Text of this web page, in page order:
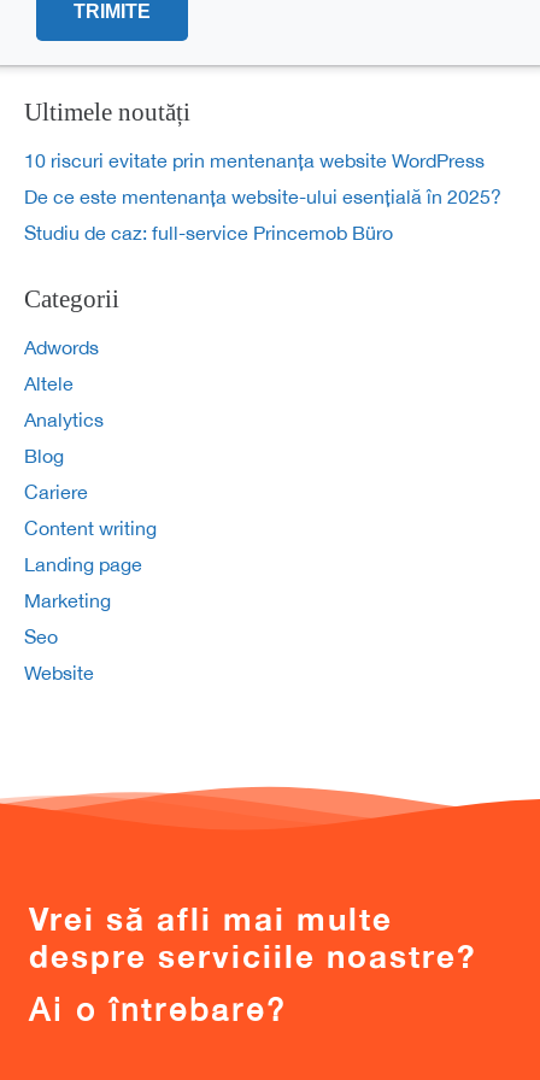
Ultimele noutăți
10 riscuri evitate prin mentenanța website WordPress
De ce este mentenanța website-ului esențială în 2025?
Studiu de caz: full-service Princemob Büro
Categorii
Adwords
Altele
Analytics
Blog
Cariere
Content writing
Landing page
Marketing
Seo
Website
Vrei să afli mai multe
despre serviciile noastre?
Ai o întrebare?